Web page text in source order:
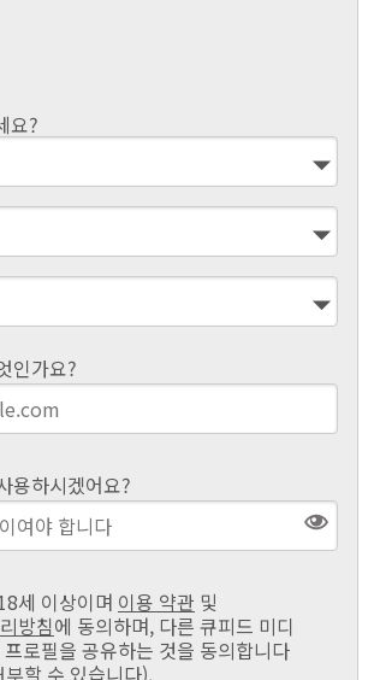
요?
인가요?
용하시겠어요?
세 이상이며 이용 약관 및
방침에 동의하며, 다른 큐피드 미디
로필을 공유하는 것을 동의합니다
할 수 있습니다).